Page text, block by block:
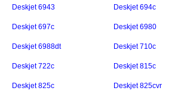
Deskjet 6943 Deskjet 694c
Deskjet 697c Deskjet 6980
Deskjet 6988dt Deskjet 710c
Deskjet 722c Deskjet 815c
Deskjet 825c Deskjet 825cvr